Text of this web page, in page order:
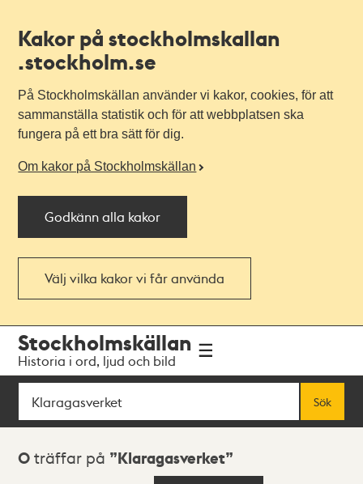
Kakor på stockholmskallan
.stockholm.se
På Stockholmskällan använder vi kakor, cookies, för att
sammanställa statistik och för att webbplatsen ska
fungera på ett bra sätt för dig.
Om kakor på Stockholmskällan
Godkänn alla kakor
Välj vilka kakor vi får använda
navigationen
huvudinnehållet
Stockholmskällan
Historia i ord, ljud och bild
Sök
Sök
Sökresultat
0 träffar på Klaragasverket